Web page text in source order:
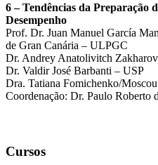
6 – Tendências da Preparação
Desempenho
Prof. Dr. Juan Manuel García
de Gran Canária – ULPGC
Dr. Andrey Anatolivitch
Dr. Valdir José Barbanti – USP
Dra. Tatiana Fomichenko/Moscou
Coordenação: Dr. Paulo
Cursos